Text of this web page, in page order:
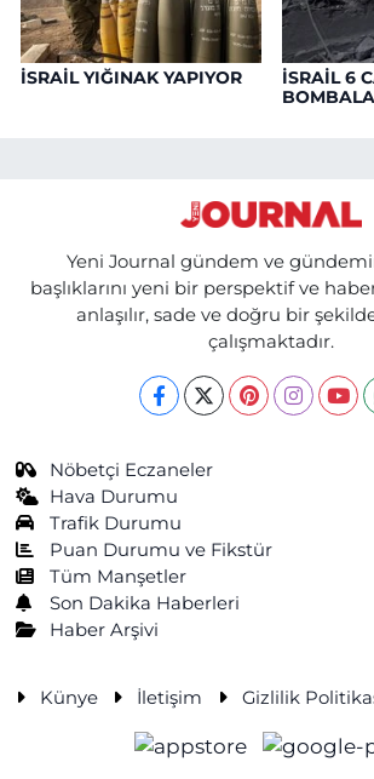
İSRAİL YIĞINAK YAPIYOR
İSRAİL 6
Yeni Journal gündem ve
başlıklarını yeni bir perspektif ve
anlaşılır, sade ve doğru bir
çalışmaktadır.
Nöbetçi Eczaneler
Hava Durumu
Trafik Durumu
Puan Durumu ve Fikstür
Tüm Manşetler
Son Dakika Haberleri
Haber Arşivi
Künye İletişim Gizlilik